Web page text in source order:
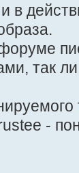
в
так
-